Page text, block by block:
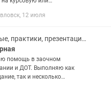
перепечатать текст с
домашним...
12 июля
Курсовые, практики, презентации, сро, срс
помощь в заочном
и ДОТ. Выполняю как
так и несколько